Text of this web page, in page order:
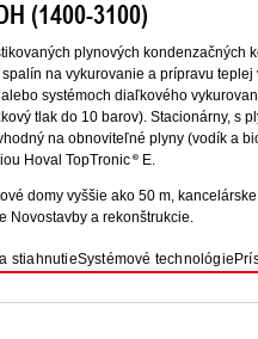
(1400-3100)
plynových kondenzačných
na vykurovanie a prípravu teplej
systémoch diaľkového
tlak do 10 barov). Stacionárny, s
na obnoviteľné plyny (vodík a
Hoval TopTronic
E.
domy vyššie ako 50 m,
Novostavby a rekonštrukcie.
stiahnutieSystémové technológie